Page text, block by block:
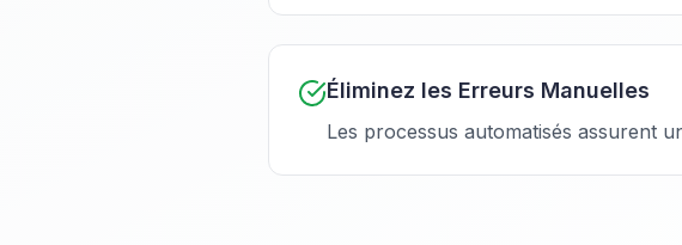
Éliminez les Erreurs Manuelles
Les processus automatisés assurent